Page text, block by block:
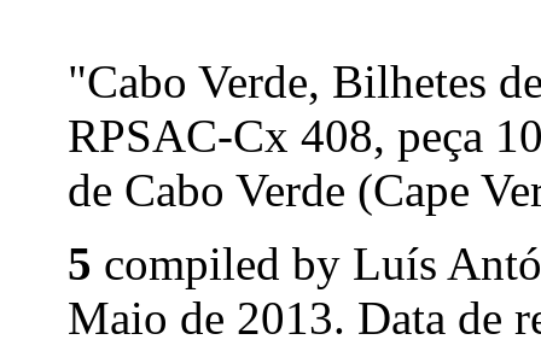
"Cabo Verde, Bilhetes
RPSAC-Cx 408, peça
de Cabo Verde (Cape
5 compiled by Luís
Maio de 2013. Data de